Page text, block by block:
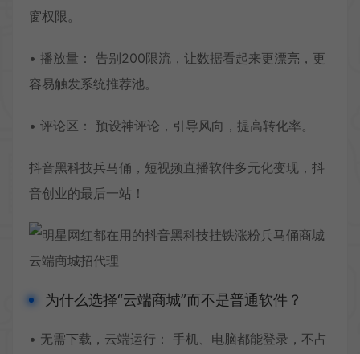
窗权限。
• 播放量： 告别200限流，让数据看起来更漂亮，更
容易触发系统推荐池。
• 评论区： 预设神评论，引导风向，提高转化率。
抖音黑科技兵马俑，短视频直播软件多元化变现，抖
音创业的最后一站！
为什么选择“云端商城”而不是普通软件？
• 无需下载，云端运行： 手机、电脑都能登录，不占